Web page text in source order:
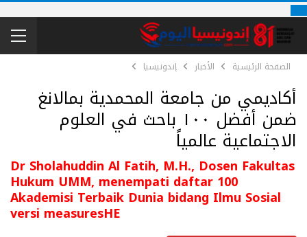
الصفحة الرئيسية الأخبار إندونيسيا
أكاديمي من جامعة المحمدية بمالانغ
ضمن أفضل ١٠٠ باحث في العلوم
الاجتماعية عالمياً
Dr Sholahuddin Al Fatih, M.H., Dosen Fakultas
Hukum UMM, menempati daftar 100
Akademisi Terbaik Dunia bidang Ilmu Sosial
versi measuresHE